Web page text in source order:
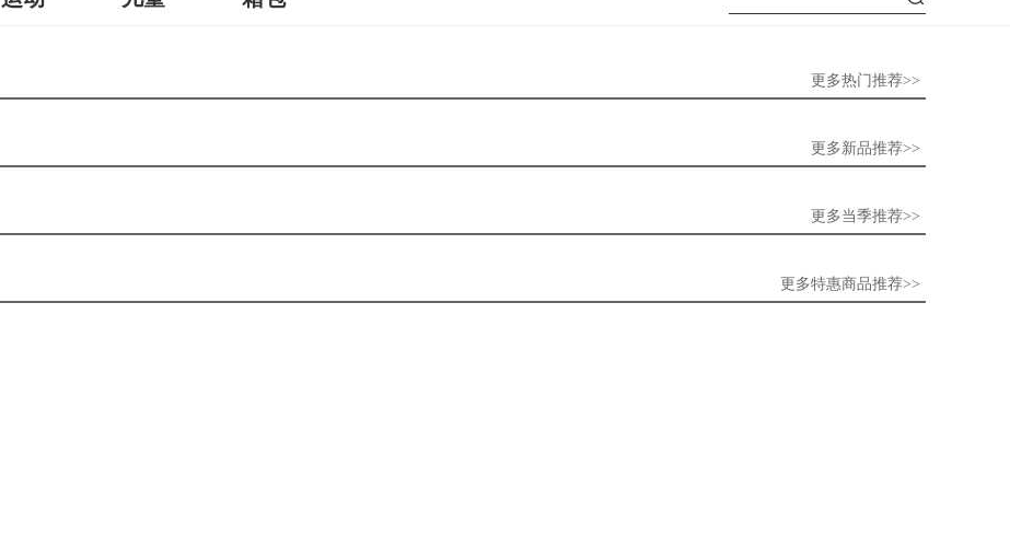
更多热门推荐>>
更多新品推荐>>
更多当季推荐>>
更多特惠商品推荐>>